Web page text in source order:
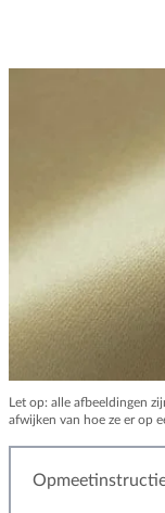
Let op: alle afbeeldingen
afwijken van hoe ze er op